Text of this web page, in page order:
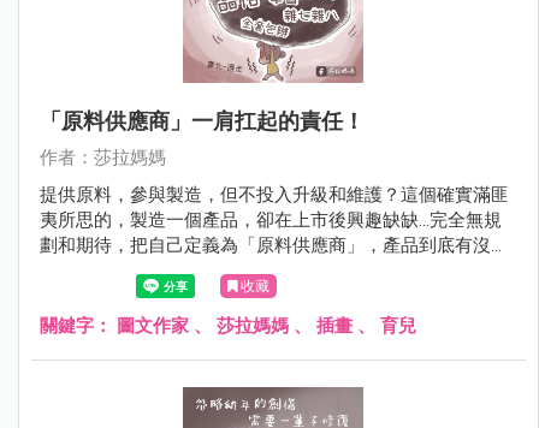
「原料供應商」一肩扛起的責任！
作者：莎拉媽媽
提供原料，參與製造，但不投入升級和維護？這個確實滿匪
夷所思的，製造一個產品，卻在上市後興趣缺缺...完全無規
劃和期待，把自己定義為「原料供應商」，產品到底有沒有
發揮功用及成功在市場競爭下存活，都非關己事。
收藏
關鍵字： 圖文作家 、 莎拉媽媽 、 插畫 、 育兒